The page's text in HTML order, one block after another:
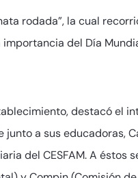
rodada”, la cual
importancia del Día
destacó el
junto a sus educadoras,
del CESFAM. A éstos